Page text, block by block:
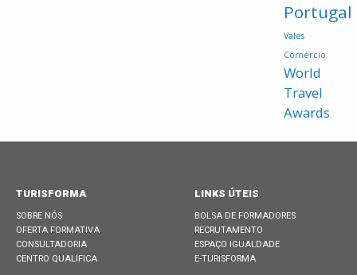
Portugal
Vales
Comércio
World
Travel
Awards
TURISFORMA
SOBRE NÓS
OFERTA FORMATIVA
CONSULTADORIA
CENTRO QUALIFICA
LINKS ÚTEIS
BOLSA DE FORMADORES
RECRUTAMENTO
ESPAÇO IGUALDADE
E-TURISFORMA